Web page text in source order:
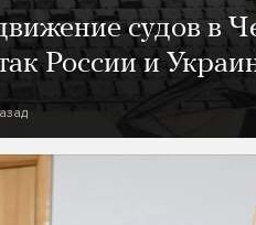
судов в
России и